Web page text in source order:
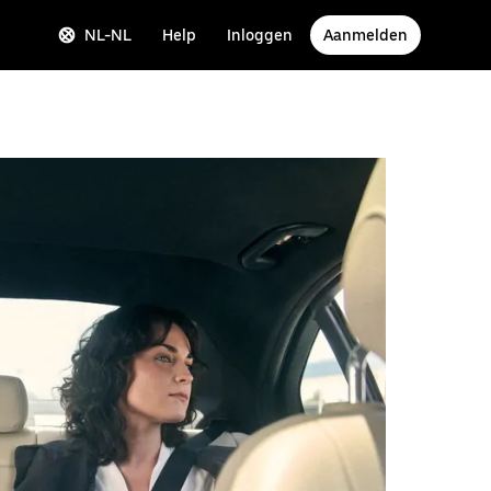
NL-NL Help Inloggen Aanmelden